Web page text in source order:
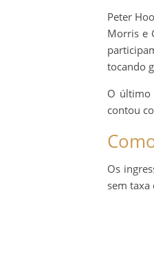
Peter
Morris e
tocando
O último
contou
Os
sem taxa